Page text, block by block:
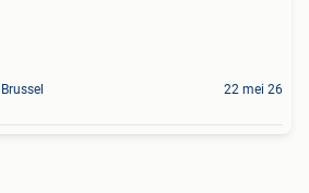
Brussel 22 mei 26